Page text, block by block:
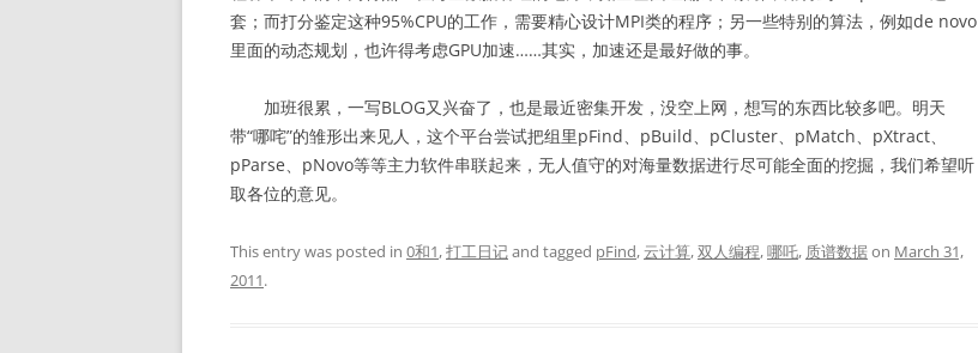
套；而打分鉴定这种95%CPU的工作，需要精心设计MPI类的程序；另一些特别的算法，例如de novo
里面的动态规划，也许得考虑GPU加速……其实，加速还是最好做的事。
加班很累，一写BLOG又兴奋了，也是最近密集开发，没空上网，想写的东西比较多吧。明天
带“哪咤”的雏形出来见人，这个平台尝试把组里pFind、pBuild、pCluster、pMatch、pXtract、
pParse、pNovo等等主力软件串联起来，无人值守的对海量数据进行尽可能全面的挖掘，我们希望听
取各位的意见。
This entry was posted in 0和1,打工日记and tagged pFind,云计算,双人编程,哪吒, 质谱数据on March 31,
2011.